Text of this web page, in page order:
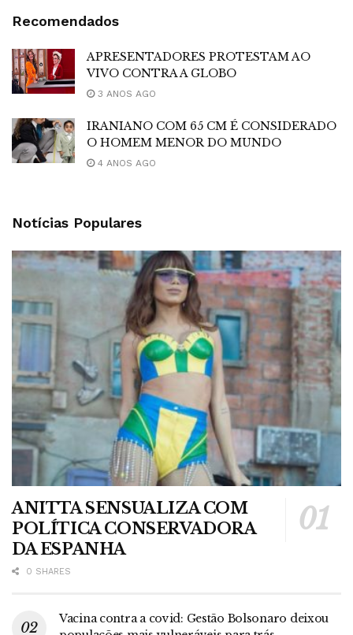
Recomendados
APRESENTADORES PROTESTAM AO
VIVO CONTRA A GLOBO
3 ANOS AGO
IRANIANO COM 65 CM É CONSIDERADO
O HOMEM MENOR DO MUNDO
4 ANOS AGO
Notícias Populares
ANITTA SENSUALIZA COM
POLÍTICA CONSERVADORA
DA ESPANHA
0 SHARES
Vacina contra a covid: Gestão Bolsonaro deixou